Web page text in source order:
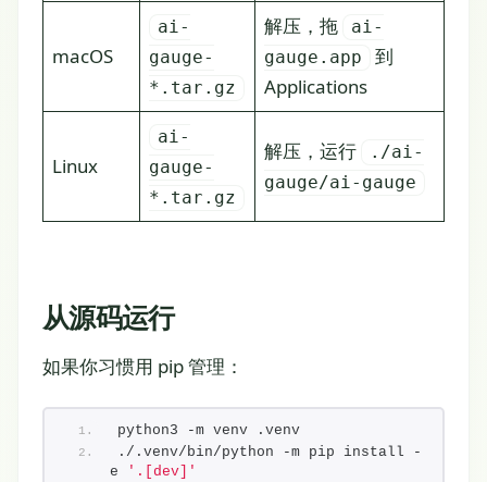
macOS
ai-
gauge-
*.tar.gz
解压，拖
ai-
gauge.app
到
Applications
Linux
ai-
gauge-
*.tar.gz
解压，运行
./ai-
gauge/ai-gauge
从源码运行
如果你习惯用 pip 管理：
python3 -m venv .venv
./.venv/bin/python -m pip install -
e
'.[dev]'